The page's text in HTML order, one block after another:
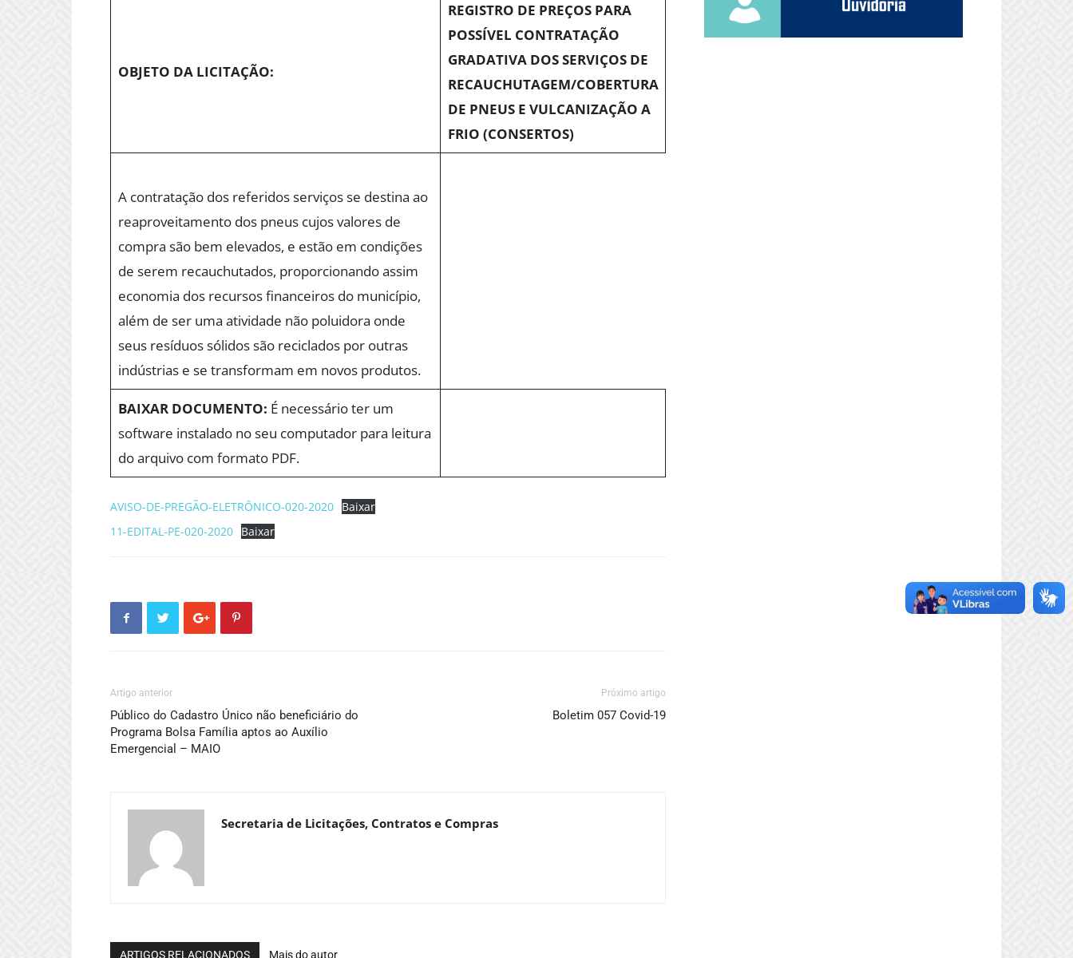
OBJETO DA LICITAÇÃO:
REGISTRO DE PREÇOS PARA
POSSÍVEL CONTRATAÇÃO
GRADATIVA DOS SERVIÇOS DE
RECAUCHUTAGEM/COBERTURA
DE PNEUS E VULCANIZAÇÃO A
FRIO (CONSERTOS)
A contratação dos referidos serviços se destina ao
reaproveitamento dos pneus cujos valores de
compra são bem elevados, e estão em condições
de serem recauchutados, proporcionando assim
economia dos recursos financeiros do município,
além de ser uma atividade não poluidora onde
seus resíduos sólidos são reciclados por outras
indústrias e se transformam em novos produtos.
BAIXAR DOCUMENTO: É necessário ter um
software instalado no seu computador para leitura
do arquivo com formato PDF.
AVISO-DE-PREGÃO-ELETRÔNICO-020-2020 Baixar
11-EDITAL-PE-020-2020 Baixar
Artigo anterior
Público do Cadastro Único não beneficiário do
Programa Bolsa Família aptos ao Auxílio
Emergencial – MAIO
Próximo artigo
Boletim 057 Covid-19
Secretaria de Licitações, Contratos e Compras
ARTIGOS RELACIONADOS Mais do autor